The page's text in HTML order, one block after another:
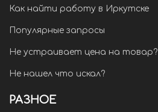
Как найти работу в Иркутске
Популярные запросы
Не устраивает цена на товар?
Не нашел что искал?
РАЗНОЕ